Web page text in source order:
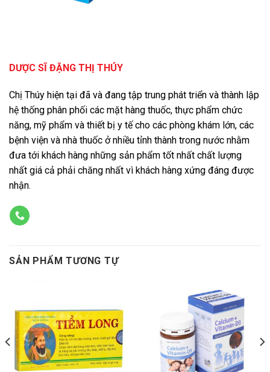
DƯỢC SĨ ĐẶNG THỊ THÚY
Chị Thúy hiện tại đã và đang tập trung phát triển và thành lập
hệ thống phân phối các mặt hàng thuốc, thực phẩm chức
năng, mỹ phẩm và thiết bị y tế cho các phòng khám lớn, các
bệnh viện và nhà thuốc ở nhiều tỉnh thành trong nước nhằm
đưa tới khách hàng những sản phẩm tốt nhất chất lượng
nhất giá cả phải chăng nhất vì khách hàng xứng đáng được
nhận.
SẢN PHẨM TƯƠNG TỰ